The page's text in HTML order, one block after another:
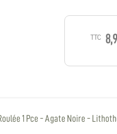
TTC
1 Pce - Agate Noire -